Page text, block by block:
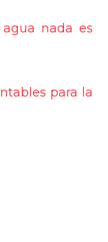
agua nada es
para la